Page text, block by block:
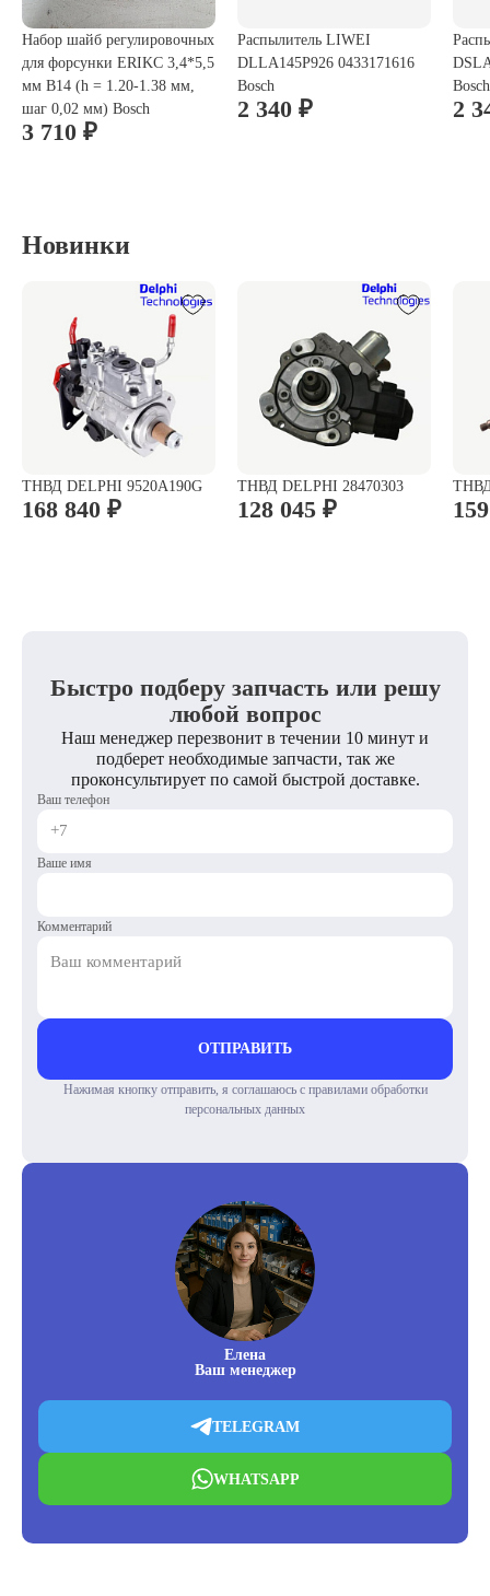
Набор шайб регулировочных
для форсунки ERIKC 3,4*5,5
мм B14 (h = 1.20-1.38 мм,
шаг 0,02 мм) Bosch
3 710 ₽
Распылитель LIWEI
DLLA145P926 0433171616
Bosch
2 340 ₽
Bosch
2
Новинки
ТНВД DELPHI 9520A190G
168 840 ₽
ТНВД DELPHI 28470303
128 045 ₽
Быстро подберу запчасть или решу
любой вопрос
Наш менеджер перезвонит в течении 10 минут и
подберет необходимые запчасти, так же
проконсультирует по самой быстрой доставке.
Ваш телефон
Ваше имя
Комментарий
ОТПРАВИТЬ
Нажимая кнопку отправить, я соглашаюсь с правилами обработки
персональных данных
Елена
Ваш менеджер
TELEGRAM
WHATSAPP